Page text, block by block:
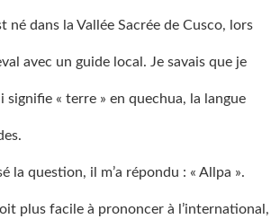
né dans la Vallée Sacrée de Cusco, lors
avec un guide local. Je savais que je
signifie « terre » en quechua, la langue
la question, il m’a répondu : « Allpa ».
plus facile à prononcer à l’international,